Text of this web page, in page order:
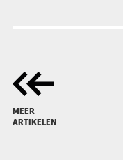
MEER
ARTIKELEN